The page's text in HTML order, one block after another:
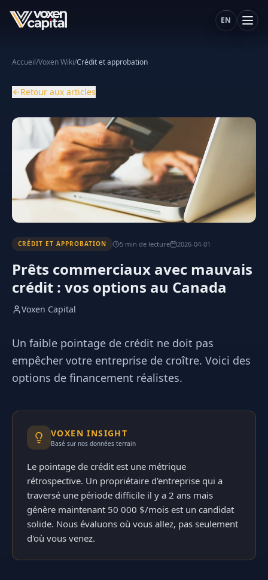
EN
Accueil/Voxen Wiki/Crédit et approbation
Retour aux articles
CRÉDIT ET APPROBATION 5 min de lecture 2026-04-01
Prêts commerciaux avec mauvais
crédit : vos options au Canada
Voxen Capital
Un faible pointage de crédit ne doit pas
empêcher votre entreprise de croître. Voici des
options de financement réalistes.
VOXEN INSIGHT
Basé sur nos données terrain
Le pointage de crédit est une métrique
rétrospective. Un propriétaire d'entreprise qui a
traversé une période difficile il y a 2 ans mais
génère maintenant 50 000 $/mois est un candidat
solide. Nous évaluons où vous allez, pas seulement
d'où vous venez.